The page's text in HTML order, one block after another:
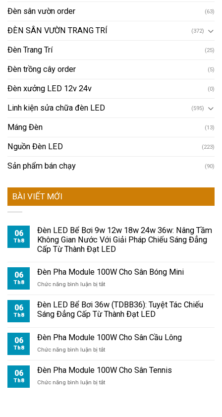
Đèn sân vườn order (63)
ĐÈN SÂN VƯỜN TRANG TRÍ (372)
Đèn Trang Trí (25)
Đèn trồng cây order (5)
Đèn xưởng LED 12v 24v (0)
Linh kiện sửa chữa đèn LED (595)
Máng Đèn (13)
Nguồn Đèn LED (223)
Sản phẩm bán chạy (90)
BÀI VIẾT MỚI
06
Th8
Đèn LED Bể Bơi 9w 12w 18w 24w 36w: Nâng Tầm
Không Gian Nước Với Giải Pháp Chiếu Sáng Đẳng
Cấp Từ Thành Đạt LED
06
Th8
Đèn Pha Module 100W Cho Sân Bóng Mini
Chức năng bình luận bị tắtở
Pha
Module
Sân
06
Th8
Đèn LED Bể Bơi 36w (TDBB36): Tuyệt Tác Chiếu
Sáng Đẳng Cấp Từ Thành Đạt LED
06
Th8
Đèn Pha Module 100W Cho Sân Cầu Lông
Chức năng bình luận bị tắtở
Pha
100W
06
Th8
Đèn Pha Module 100W Cho Sân Tennis
Chức năng bình luận bị tắtở